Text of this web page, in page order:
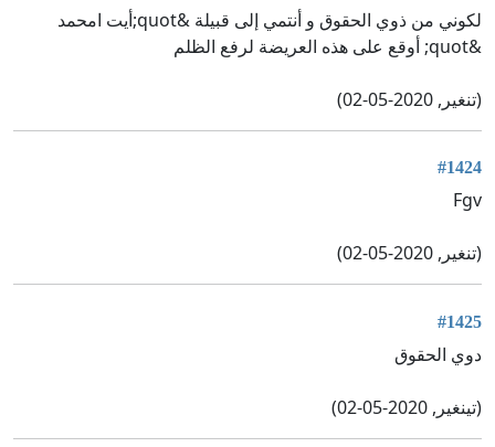
لكوني من ذوي الحقوق و أنتمي إلى قبيلة &quot;أيت امحمد
&quot; أوقع على هذه العريضة لرفع الظلم
(تنغير, 2020-05-02)
#1424
Fgv
(تنغير, 2020-05-02)
#1425
دوي الحقوق
(تينغير, 2020-05-02)